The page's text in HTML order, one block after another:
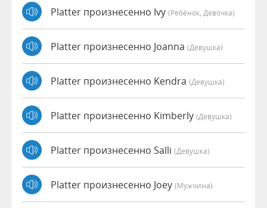
Platter произнесенно Ivy (Ребёнок, Девочка)
Platter произнесенно Joanna (девушка)
Platter произнесенно Kendra (девушка)
Platter произнесенно Kimberly (девушка)
Platter произнесенно Salli (девушка)
Platter произнесенно Joey (мужчина)